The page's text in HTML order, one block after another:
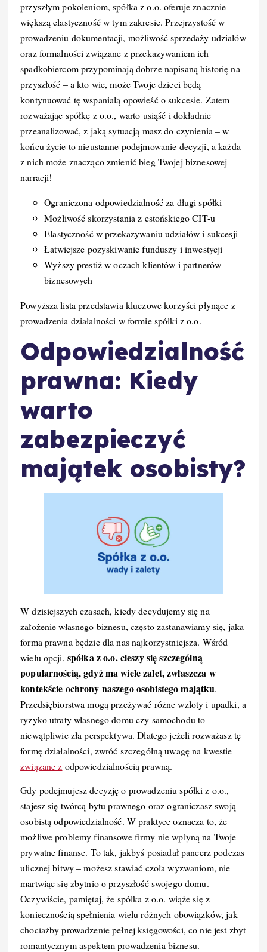
przyszłym pokoleniom, spółka z o.o. oferuje znacznie
większą elastyczność w tym zakresie. Przejrzystość w
prowadzeniu dokumentacji, możliwość sprzedaży udziałów
oraz formalności związane z przekazywaniem ich
spadkobiercom przypominają dobrze napisaną historię na
przyszłość – a kto wie, może Twoje dzieci będą
kontynuować tę wspaniałą opowieść o sukcesie. Zatem
rozważając spółkę z o.o., warto usiąść i dokładnie
przeanalizować, z jaką sytuacją masz do czynienia – w
końcu życie to nieustanne podejmowanie decyzji, a każda
z nich może znacząco zmienić bieg Twojej biznesowej
narracji!
Ograniczona odpowiedzialność za długi spółki
Możliwość skorzystania z estońskiego CIT-u
Elastyczność w przekazywaniu udziałów i sukcesji
Łatwiejsze pozyskiwanie funduszy i inwestycji
Wyższy prestiż w oczach klientów i partnerów
biznesowych
Powyższa lista przedstawia kluczowe korzyści płynące z
prowadzenia działalności w formie spółki z o.o.
Odpowiedzialność
prawna: Kiedy
warto
zabezpieczyć
majątek osobisty?
W dzisiejszych czasach, kiedy decydujemy się na
założenie własnego biznesu, często zastanawiamy się, jaka
forma prawna będzie dla nas najkorzystniejsza. Wśród
wielu opcji, spółka z o.o. cieszy się szczególną
popularnością, gdyż ma wiele zalet, zwłaszcza w
kontekście ochrony naszego osobistego majątku.
Przedsiębiorstwa mogą przeżywać różne wzloty i upadki, a
ryzyko utraty własnego domu czy samochodu to
niewątpliwie zła perspektywa. Dlatego jeżeli rozważasz tę
formę działalności, zwróć szczególną uwagę na kwestie
związane z odpowiedzialnością prawną.
Gdy podejmujesz decyzję o prowadzeniu spółki z o.o.,
stajesz się twórcą bytu prawnego oraz ograniczasz swoją
osobistą odpowiedzialność. W praktyce oznacza to, że
możliwe problemy finansowe firmy nie wpłyną na Twoje
prywatne finanse. To tak, jakbyś posiadał pancerz podczas
ulicznej bitwy – możesz stawiać czoła wyzwaniom, nie
martwiąc się zbytnio o przyszłość swojego domu.
Oczywiście, pamiętaj, że spółka z o.o. wiąże się z
koniecznością spełnienia wielu różnych obowiązków, jak
chociażby prowadzenie pełnej księgowości, co nie jest zbyt
romantycznym aspektem prowadzenia biznesu.